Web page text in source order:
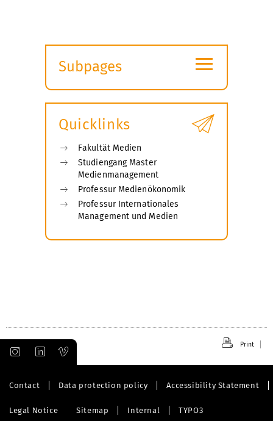
Subpages
submenu
≡
Quicklinks
Fakultät Medien
Studiengang Master
Medienmanagement
Professur Medienökonomik
Professur Internationales
Management und Medien
Print
Contact Data protection policy Accessibility Statement
Legal Notice Sitemap Internal TYPO3